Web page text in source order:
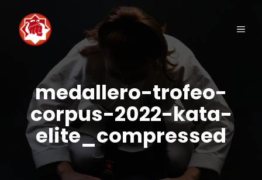
contenido
medallero-trofeo-
corpus-2022-kata-
elite_compressed